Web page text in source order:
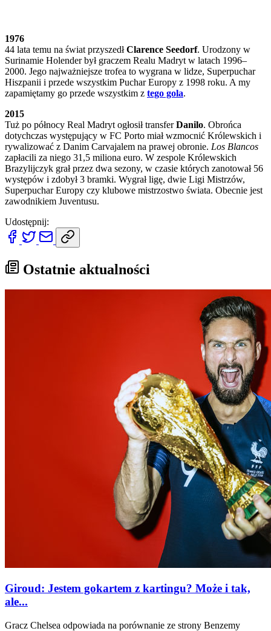
1976
44 lata temu na świat przyszedłClarence Seedorf. Urodzony w
Surinamie Holender był graczem Realu Madryt w latach 1996–
2000. Jego najważniejsze trofea to wygrana w lidze, Superpuchar
Hiszpanii i przede wszystkim Puchar Europy z 1998 roku. A my
zapamiętamy go przede wszystkim z tego gola.
2015
Tuż po północy Real Madryt ogłosił transferDanilo. Obrońca
dotychczas występujący w FC Porto miał wzmocnić Królewskich i
rywalizować z Danim Carvajalem na prawej obronie. Los Blancos
zapłacili za niego 31,5 miliona euro. W zespole Królewskich
Brazylijczyk grał przez dwa sezony, w czasie których zanotował 56
występów i zdobył 3 bramki. Wygrał ligę, dwie Ligi Mistrzów,
Superpuchar Europy czy klubowe mistrzostwo świata. Obecnie jest
zawodnikiem Juventusu.
Udostępnij:
Ostatnie aktualności
Giroud: Jestem gokartem z kartingu? Może i tak,
ale...
Gracz Chelsea odpowiada na porównanie ze strony Benzemy